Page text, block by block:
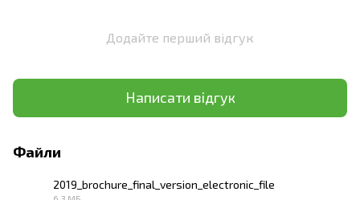
Додайте перший відгук
Написати відгук
Файли
2019_brochure_final_version_electronic_file